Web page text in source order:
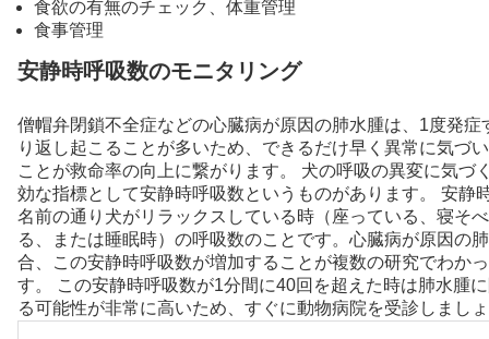
食欲の有無のチェック、体重管理
食事管理
安静時呼吸数のモニタリング
僧帽弁閉鎖不全症などの心臓病が原因の肺水腫は、1度発症
り返し起こることが多いため、できるだけ早く異常に気づ
ことが救命率の向上に繋がります。 犬の呼吸の異変に気づ
効な指標として安静時呼吸数というものがあります。 安静
名前の通り犬がリラックスしている時（座っている、寝そ
る、または睡眠時）の呼吸数のことです。心臓病が原因の
合、この安静時呼吸数が増加することが複数の研究でわか
す。 この安静時呼吸数が1分間に40回を超えた時は肺水腫
る可能性が非常に高いため、すぐに動物病院を受診しまし